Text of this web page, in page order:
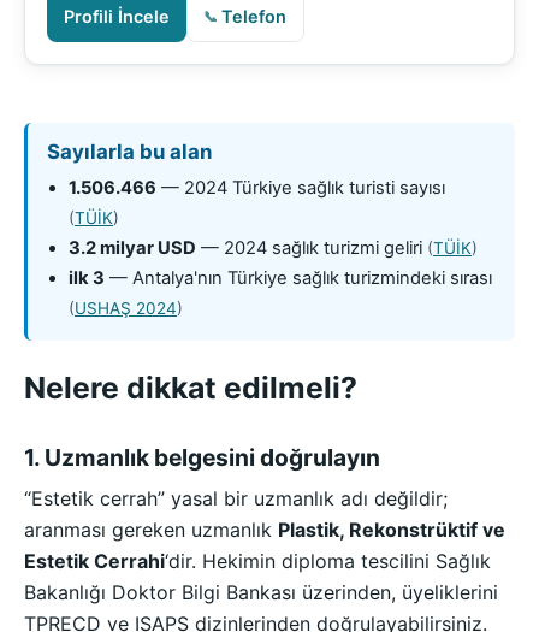
Profili İncele Telefon
Sayılarla bu alan
1.506.466 — 2024 Türkiye sağlık turisti sayısı
(TÜİK)
3.2 milyar USD — 2024 sağlık turizmi geliri (TÜİK)
ilk 3 — Antalya'nın Türkiye sağlık turizmindeki sırası
(USHAŞ 2024)
Nelere dikkat edilmeli?
1. Uzmanlık belgesini doğrulayın
“Estetik cerrah” yasal bir uzmanlık adı değildir;
aranması gereken uzmanlık Plastik, Rekonstrüktif ve
Estetik Cerrahi‘dir. Hekimin diploma tescilini Sağlık
Bakanlığı Doktor Bilgi Bankası üzerinden, üyeliklerini
TPRECD ve ISAPS dizinlerinden doğrulayabilirsiniz.